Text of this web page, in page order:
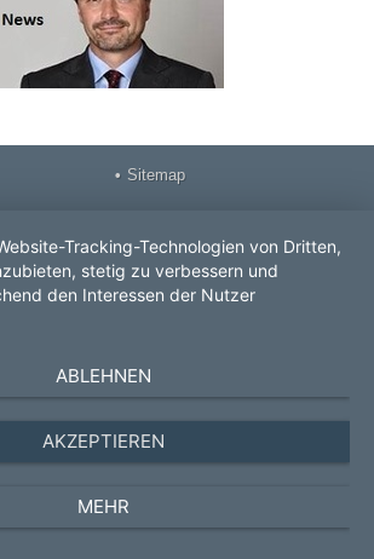
Sitemap
DSGVO Datenschutz
Videos
Prospekt
,Nachfolgeberatung,Unternehmensentwicklung,
Tracking-Technologien von Dritten,
stetig zu verbessern und
den Interessen der Nutzer
ABLEHNEN
AKZEPTIEREN
MEHR